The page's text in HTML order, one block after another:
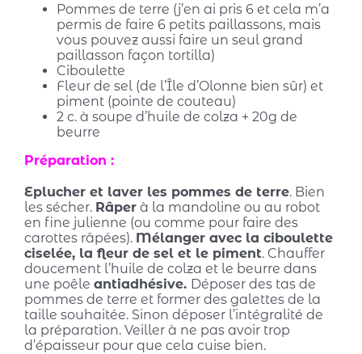
Pommes de terre (j’en ai pris 6 et cela m’a
permis de faire 6 petits paillassons, mais
vous pouvez aussi faire un seul grand
paillasson façon tortilla)
Ciboulette
Fleur de sel (de l’Île d’Olonne bien sûr) et
piment (pointe de couteau)
2 c. à soupe d’huile de colza + 20g de
beurre
Préparation :
Eplucher et laver les pommes de terre. Bien
les sécher. Râperà la mandoline ou au robot
en fine julienne (ou comme pour faire des
carottes râpées). Mélanger avec la ciboulette
ciselée, la fleur de sel et le piment. Chauffer
doucement l’huile de colza et le beurre dans
une poêle antiadhésive. Déposer des tas de
pommes de terre et former des galettes de la
taille souhaitée. Sinon déposer l’intégralité de
la préparation. Veiller à ne pas avoir trop
d’épaisseur pour que cela cuise bien.